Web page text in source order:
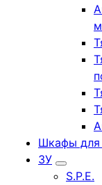
Шкафы
ЗУ
S.P.E.